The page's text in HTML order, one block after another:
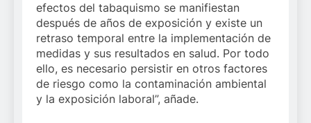
efectos del tabaquismo se manifiestan
después de años de exposición y existe un
retraso temporal entre la implementación de
medidas y sus resultados en salud. Por todo
ello, es necesario persistir en otros factores
de riesgo como la contaminación ambiental
y la exposición laboral”, añade.